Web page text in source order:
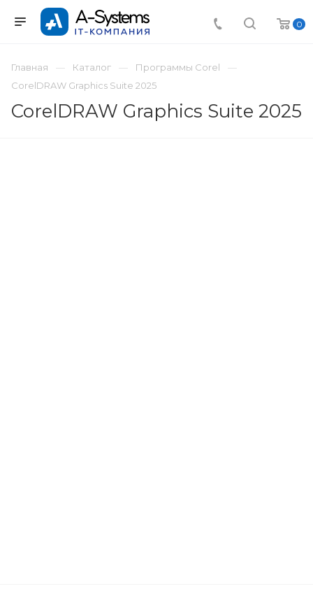
0
Главная Каталог
Программы Corel
CorelDRAW Graphics Suite 2025
CorelDRAW Graphics Suite 2025